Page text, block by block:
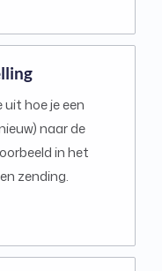
uit hoe je een
naar de
in het
zending.